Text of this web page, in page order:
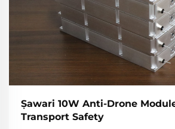
Ṣawari 10W Anti-Drone
Transport Safety